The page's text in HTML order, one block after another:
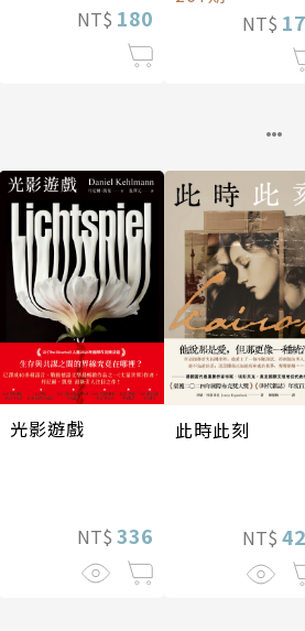
NT$ 180
NT$
光影遊戲
NT$ 336
此時此刻
NT$